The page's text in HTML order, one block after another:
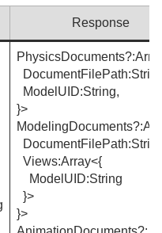
Response
ModelUID:String,
}>
Views:Array<{
ModelUID:String
}>
}>